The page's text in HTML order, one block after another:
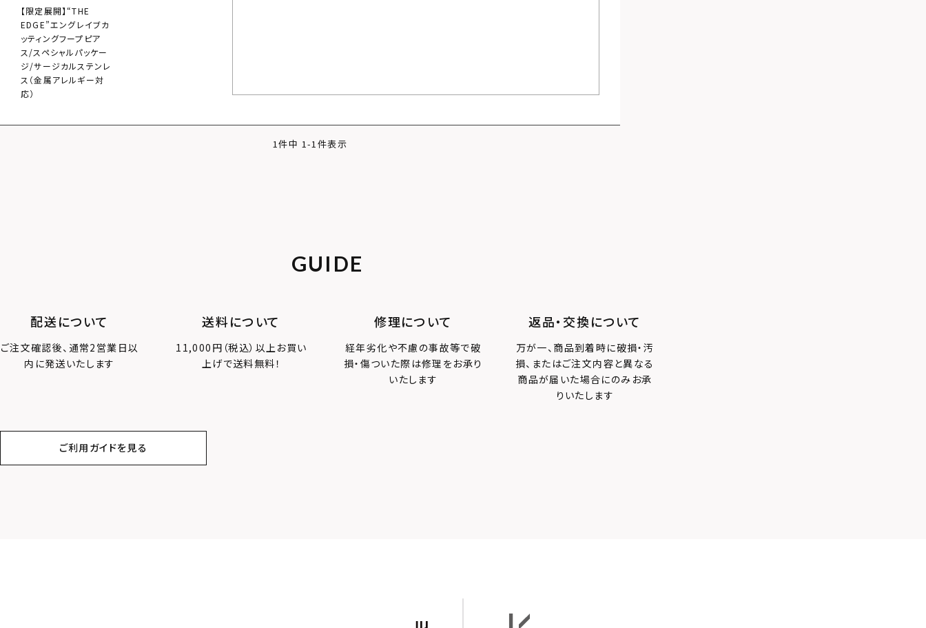
【限定展開】“THE
EDGE”エングレイブカ
ッティングフープピア
ス/スペシャルパッケー
ジ/サージカルステンレ
ス（金属アレルギー対
応）
1件中 1-1件表示
GUIDE
配送について
ご注文確認後、通常2営業日以
内に発送いたします
送料について
11,000円（税込）以上お買い
上げで送料無料！
修理について
経年劣化や不慮の事故等で破
損・傷ついた際は修理をお承り
いたします
返品・交換について
万が一、商品到着時に破損・汚
損、またはご注文内容と異なる
商品が届いた場合にのみお承
りいたします
ご利用ガイドを見る